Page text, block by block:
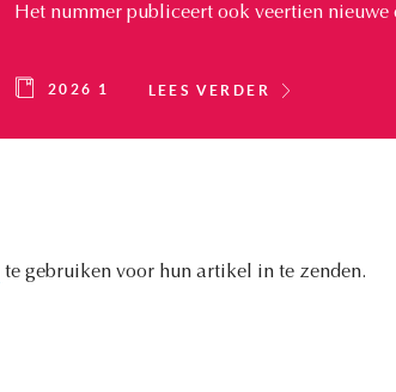
Het nummer publiceert ook veertien
2026 1 LEES VERDER
te gebruiken voor hun artikel in te zenden.